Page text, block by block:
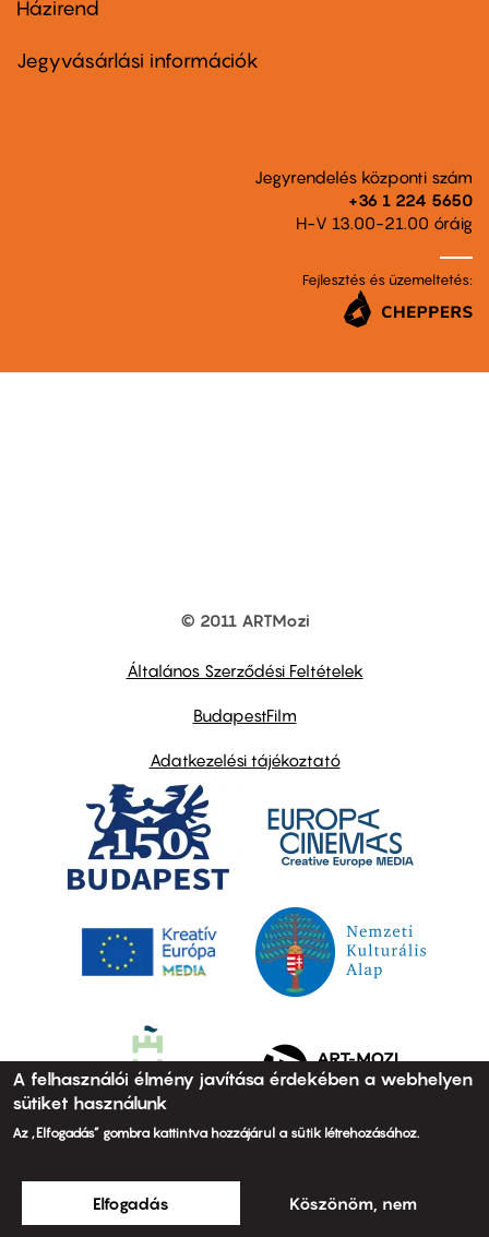
Footer
second
Házirend
Jegyvásárlási információk
Jegyrendelés központi szám
+36 1 224 5650
H-V 13.00-21.00 óráig
Fejlesztés és üzemeltetés:
© 2011 ARTMozi
Általános Szerződési Feltételek
BudapestFilm
Adatkezelési tájékoztató
A felhasználói élmény javítása érdekében a webhelyen
sütiket használunk
Az „Elfogadás” gombra kattintva hozzájárul a sütik létrehozásához.
Elfogadás Köszönöm, nem